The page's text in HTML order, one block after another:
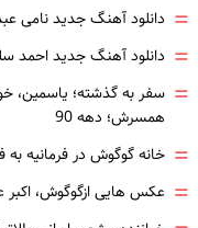
= دانلود آهنگ جدید نامی
= دانلود آهنگ جدید احمد
= سفر به گذشته؛ یاسمین،
همسرش؛ دهه 90
= خانه گوگوش در فرمانیه
= عکس هایی ازگوگوش، اکبر